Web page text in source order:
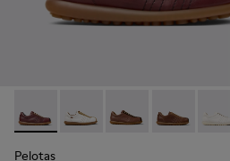
Pelotas - K101018-007 -
Pelotas - K101018-010
Pelotas - K101018-
Pelotas -
Pelotas